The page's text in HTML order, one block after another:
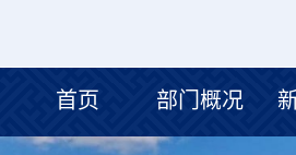
首页 部门概况